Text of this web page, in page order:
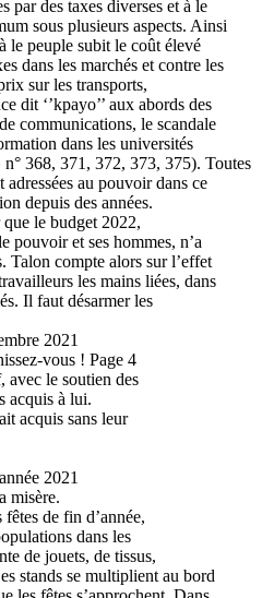
par des taxes diverses et à le
sous plusieurs aspects. Ainsi
le peuple subit le coût élevé
dans les marchés et contre les
sur les transports,
dit ‘’kpayo’’ aux abords des
communications, le scandale
dans les universités
368, 371, 372, 373, 375). Toutes
au pouvoir dans ce
depuis des années.
le budget 2022,
pouvoir et ses hommes, n’a
Talon compte alors sur l’effet
les mains liées, dans
Il faut désarmer les
2021
vous ! Page 4
avec le soutien des
acquis à lui.
acquis sans leur
2021
misère.
de fin d’année,
dans les
de jouets, de tissus,
stands se multiplient au bord